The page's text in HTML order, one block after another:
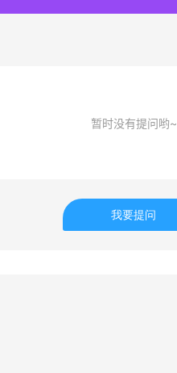
暂时没有提问哟~
我要提问